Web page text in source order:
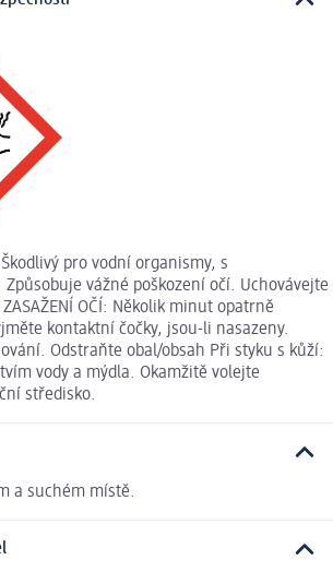
pro vodní organismy, s
vážné poškození očí. Uchovávejte
OČÍ: Několik minut opatrně
kontaktní čočky, jsou-li nasazeny.
Odstraňte obal/obsah Při styku s kůží:
vody a mýdla. Okamžitě volejte
středisko.
a suchém místě.